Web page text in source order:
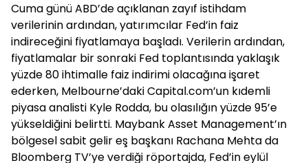
Cuma günü ABD’de açıklanan zayıf istihdam
verilerinin ardından, yatırımcılar Fed’in faiz
indireceğini fiyatlamaya başladı. Verilerin ardından,
fiyatlamalar bir sonraki Fed toplantısında yaklaşık
yüzde 80 ihtimalle faiz indirimi olacağına işaret
ederken, Melbourne’daki Capital.com’un kıdemli
piyasa analisti Kyle Rodda, bu olasılığın yüzde 95’e
yükseldiğini belirtti. Maybank Asset Management’ın
bölgesel sabit gelir eş başkanı Rachana Mehta da
Bloomberg TV’ye verdiği röportajda, Fed’in eylül